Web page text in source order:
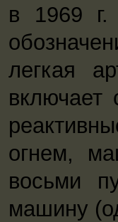
в 1969 г.
легкая
включает
огнем,
восьми
машину